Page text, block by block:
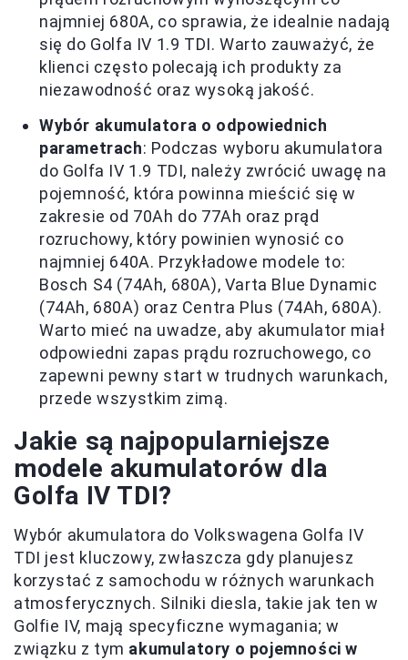
najmniej 680A, co sprawia, że idealnie nadają
się do Golfa IV 1.9 TDI. Warto zauważyć, że
klienci często polecają ich produkty za
niezawodność oraz wysoką jakość.
Wybór akumulatora o odpowiednich
parametrach: Podczas wyboru akumulatora
do Golfa IV 1.9 TDI, należy zwrócić uwagę na
pojemność, która powinna mieścić się w
zakresie od 70Ah do 77Ah oraz prąd
rozruchowy, który powinien wynosić co
najmniej 640A. Przykładowe modele to:
Bosch S4 (74Ah, 680A), Varta Blue Dynamic
(74Ah, 680A) oraz Centra Plus (74Ah, 680A).
Warto mieć na uwadze, aby akumulator miał
odpowiedni zapas prądu rozruchowego, co
zapewni pewny start w trudnych warunkach,
przede wszystkim zimą.
Jakie są najpopularniejsze
modele akumulatorów dla
Golfa IV TDI?
Wybór akumulatora do Volkswagena Golfa IV
TDI jest kluczowy, zwłaszcza gdy planujesz
korzystać z samochodu w różnych warunkach
atmosferycznych. Silniki diesla, takie jak ten w
Golfie IV, mają specyficzne wymagania; w
związku z tym akumulatory o pojemności w